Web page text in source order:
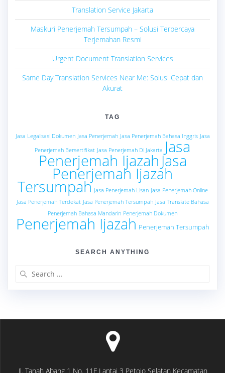
Translation Service Jakarta
Maskuri Penerjemah Tersumpah – Solusi Terpercaya
Terjemahan Resmi
Urgent Document Translation Services
Same Day Translation Services Near Me: Solusi Cepat dan
Akurat
TAG
Jasa Legalisasi Dokumen Jasa Penerjemah Jasa Penerjemah Bahasa Inggris Jasa
Penerjemah Bersertifikat Jasa Penerjemah Di Jakarta Jasa
Penerjemah Ijazah Jasa
Penerjemah Ijazah
Tersumpah Jasa Penerjemah Lisan Jasa Penerjemah Online
Jasa Penerjemah Terdekat Jasa Penerjemah Tersumpah Jasa Translate Bahasa
Penerjemah Bahasa Mandarin Penerjemah Dokumen
Penerjemah Ijazah Penerjemah Tersumpah
SEARCH ANYTHING
Jl. Tanah Abang 1 No. 11F Lantai 3 Petojo Selatan Kecamatan